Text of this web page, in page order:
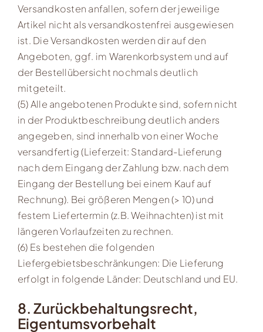
Versandkosten anfallen, sofern der jeweilige
Artikel nicht als versandkostenfrei ausgewiesen
ist. Die Versandkosten werden dir auf den
Angeboten, ggf. im Warenkorbsystem und auf
der Bestellübersicht nochmals deutlich
mitgeteilt.
(5) Alle angebotenen Produkte sind, sofern nicht
in der Produktbeschreibung deutlich anders
angegeben, sind innerhalb von einer Woche
versandfertig (Lieferzeit: Standard-Lieferung
nach dem Eingang der Zahlung bzw. nach dem
Eingang der Bestellung bei einem Kauf auf
Rechnung). Bei größeren Mengen (> 10) und
festem Liefertermin (z.B. Weihnachten) ist mit
längeren Vorlaufzeiten zu rechnen.
(6) Es bestehen die folgenden
Liefergebietsbeschränkungen: Die Lieferung
erfolgt in folgende Länder: Deutschland und EU.
8. Zurückbehaltungsrecht,
Eigentumsvorbehalt